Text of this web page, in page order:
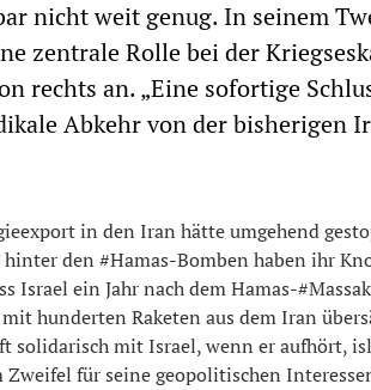
nicht weit genug. In seinem
zentrale Rolle bei der
rechts an. „Eine sofortige
Abkehr von der bisherigen
in den Iran hätte umgehend
den #Hamas-Bomben haben ihr
Israel ein Jahr nach dem Hamas-
hunderten Raketen aus dem Iran
solidarisch mit Israel, wenn er aufhört,
für seine geopolitischen